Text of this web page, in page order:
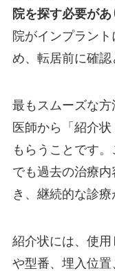
院を探す必要が
院がインプラン
め、転居前に確認
最もスムーズな
医師から「紹介
もらうことです
でも過去の治療
き、継続的な診療
紹介状には、使
や型番、埋入位